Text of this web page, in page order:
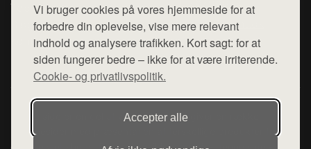
Vi bruger cookies på vores hjemmeside for at
forbedre din oplevelse, vise mere relevant
indhold og analysere trafikken. Kort sagt: for at
siden fungerer bedre – ikke for at være irriterende.
Cookie- og privatlivspolitik.
Accepter alle
Top Rabatter
Blog
Kontakt
Mail: hej@want.dk
Cookie- og privatlivspolitik
Denne side er en del af want.dk, der udgiver en række
hjemmesider med præsentation af forskellige produkter fra